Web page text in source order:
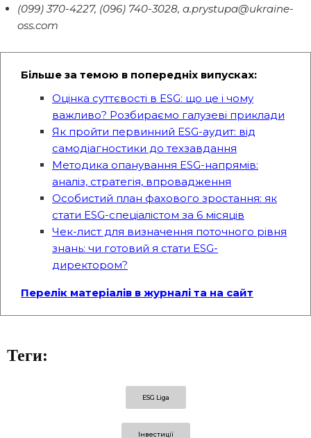
(099) 370-4227, (096) 740-3028, a.prystupa@ukraine-
oss.com
Більше за темою в попередніх випусках:
Оцінка суттєвості в ESG: що це і чому
важливо? Розбираємо галузеві приклади
Як пройти первинний ESG-аудит: від
самодіагностики до техзавдання
Методика опанування ESG-напрямів:
аналіз, стратегія, впровадження
Особистий план фахового зростання: як
стати ESG-спеціалістом за 6 місяців
Чек-лист для визначення поточного рівня
знань: чи готовий я стати ESG-
директором?
Перелік матеріалів в журналі та на сайт
Теги:
ESG Liga
Інвестиції